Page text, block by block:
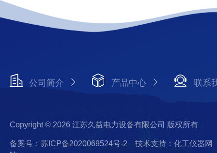
公司简介 产品中心 联系
Copyright © 2026 江苏久益电力设备有限公司 版权所有
备案号：苏ICP备2020069524号-2
技术支持：化工仪器网